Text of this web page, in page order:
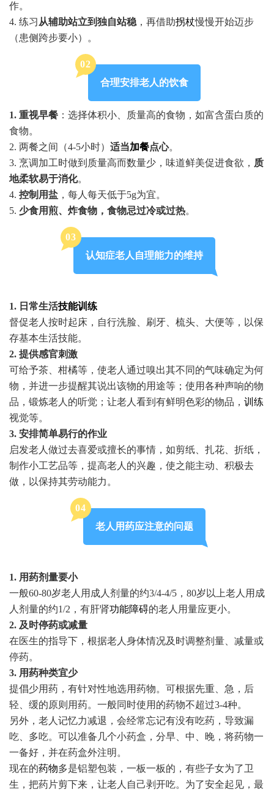
作。
4. 练习 从辅助站立到独自站稳 ，再借助拐杖慢慢开始迈步
（患侧跨步要小）。
02
合理安排老人的饮食
1. 重视早餐 ：选择体积小、质量高的食物，如富含蛋白质的
食物。
2. 两餐之间（4-5小时） 适当加餐点心。
3. 烹调加工时做到质量高而数量少，味道鲜美促进食欲， 质
地柔软易于消化。
4. 控制用盐 ，每人每天低于5g为宜。
5. 少食用煎、炸食物，食物忌过冷或过热。
03
认知症老人自理能力的维持
1. 日常生活技能训练
督促老人按时起床，自行洗脸、刷牙、梳头、大便等，以保
存基本生活技能。
2. 提供感官刺激
可给予茶、柑橘等，使老人通过嗅出其不同的气味确定为何
物，并进一步提醒其说出该物的用途等；使用各种声响的物
品，锻炼老人的听觉；让老人看到有鲜明色彩的物品， 训练
视觉等。
3. 安排简单易行的作业
启发老人做过去喜爱或擅长的事情，如剪纸、扎花、折纸，
制作小工艺品等，提高老人的兴趣，使之能主动、积极去
做，以保持其劳动能力。
04
老人用药应注意的问题
1. 用药剂量要小
一般60-80岁老人用成人剂量的约3/4-4/5，80岁以上老人用成
人剂量的约1/2，有肝肾功能障碍的老人用量应更小。
2. 及时停药或减量
在医生的指导下，根据老人身体情况及时调整剂量、减量或
停药。
3. 用药种类宜少
提倡少用药，有针对性地选用药物。可根据先重、急，后
轻、缓的原则用药。一般同时使用的药物不超过3-4种。
另外，老人记忆力减退，会经常忘记有没有吃药，导致漏
吃、多吃。可以准备几个小药盒，分早、中、晚，将药物一
一备好，并在药盒外注明。
现在的药物多是铝塑包装，一板一板的，有些子女为了卫
生，把药片剪下来，让老人自己剥开吃。为了安全起见，最